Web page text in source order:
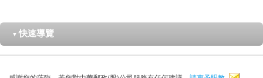
▼ 快速導覽